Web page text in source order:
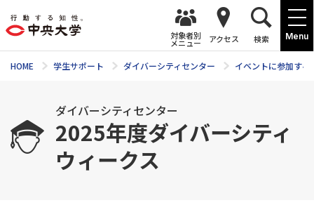
Menu
対象者別
メニュー アクセス 検索
HOME 学生サポート ダイバーシティセンター イベントに参加する
ダイバーシティセンター
2025年度ダイバーシティ
ウィークス